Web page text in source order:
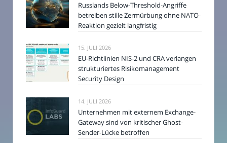
Russlands Below-Threshold-Angriffe
betreiben stille Zermürbung ohne NATO-
Reaktion gezielt langfristig
15. JULI 2026
EU-Richtlinien NIS-2 und CRA verlangen
strukturiertes Risikomanagement
Security Design
14. JULI 2026
Unternehmen mit externem Exchange-
Gateway sind von kritischer Ghost-
Sender-Lücke betroffen